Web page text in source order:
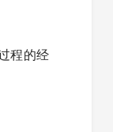
程的经